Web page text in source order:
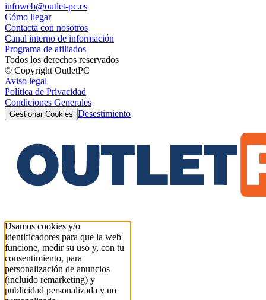
infoweb@outlet-pc.es
Cómo llegar
Contacta con nosotros
Canal interno de información
Programa de afiliados
Todos los derechos reservados
© Copyright OutletPC
Aviso legal
Política de Privacidad
Condiciones Generales
Gestionar Cookies Desestimiento
Usamos cookies y/o
identificadores para que la web
funcione, medir su uso y, con tu
consentimiento, para
personalización de anuncios
(incluido remarketing) y
publicidad personalizada y no